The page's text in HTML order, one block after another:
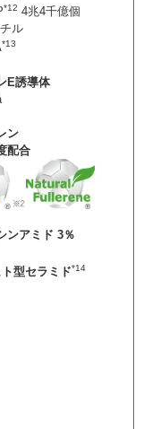
*12 4兆4千億個
ル
*13
E誘導体
ン
配合
ンアミド 3％
型セラミド*14